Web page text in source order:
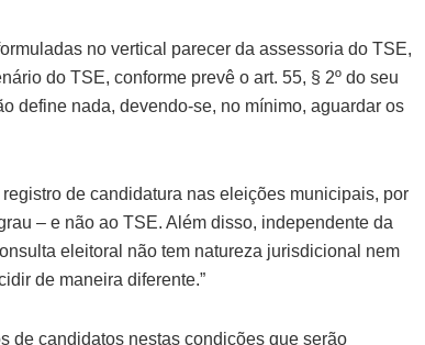
no vertical parecer da assessoria do TSE,
do TSE, conforme prevê o art. 55, § 2º do seu
define nada, devendo-se, no mínimo, aguardar os
de candidatura nas eleições municipais, por
– e não ao TSE. Além disso, independente da
eleitoral não tem natureza jurisdicional nem
de maneira diferente.”
de candidatos nestas condições que serão